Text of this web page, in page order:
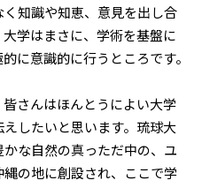
知識や知恵、意見を出し合
学はまさに、学術を基盤に
に意識的に行うところです。
さんはほんとうによい大学
したいと思います。琉球大
な自然の真っただ中の、ユ
の地に創設され、ここで学